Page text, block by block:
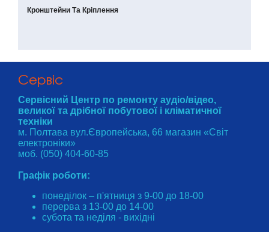
Кронштейни Та Кріплення
Cервіс
Сервісний Центр по ремонту аудіо/відео,
великої та дрібної побутової і кліматичної
техніки
м. Полтава вул.Європейська, 66 магазин «Світ
електроніки»
моб. (050) 404-60-85
Графік роботи:
понеділок – п'ятниця з 9-00 до 18-00
перерва з 13-00 до 14-00
субота та неділя - вихідні